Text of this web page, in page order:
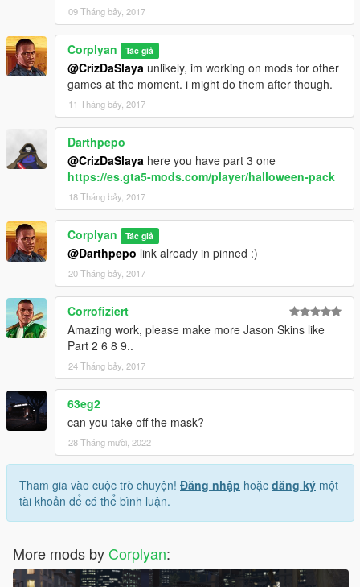
09 Tháng bảy, 2017
Corplyan Tác giả
@CrizDaSlaya unlikely, im working on mods for other
games at the moment. i might do them after though.
11 Tháng bảy, 2017
Darthpepo
@CrizDaSlaya here you have part 3 one
https://es.gta5-mods.com/player/halloween-pack
18 Tháng bảy, 2017
Corplyan Tác giả
@Darthpepo link already in pinned :)
20 Tháng bảy, 2017
Corrofiziert
Amazing work, please make more Jason Skins like
Part 2 6 8 9..
24 Tháng bảy, 2017
63eg2
can you take off the mask?
28 Tháng mười, 2022
Tham gia vào cuộc trò chuyện! Đăng nhập hoặc đăng ký một
tài khoản để có thể bình luận.
More mods by Corplyan: